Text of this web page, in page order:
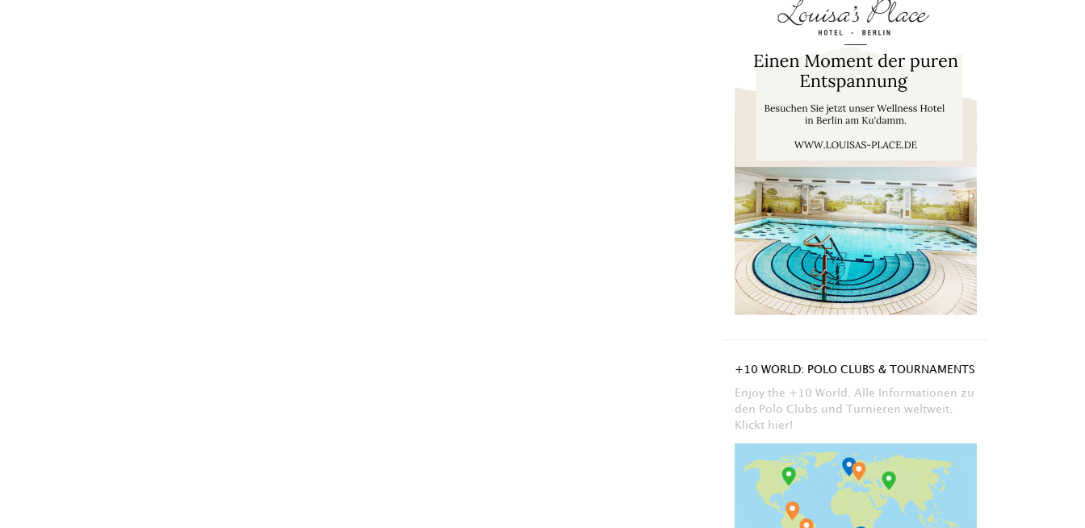
+10 WORLD: POLO CLUBS & TOURNAMENTS
Enjoy the +10 World. Alle Informationen zu
den Polo Clubs und Turnieren weltweit.
Klickt hier!